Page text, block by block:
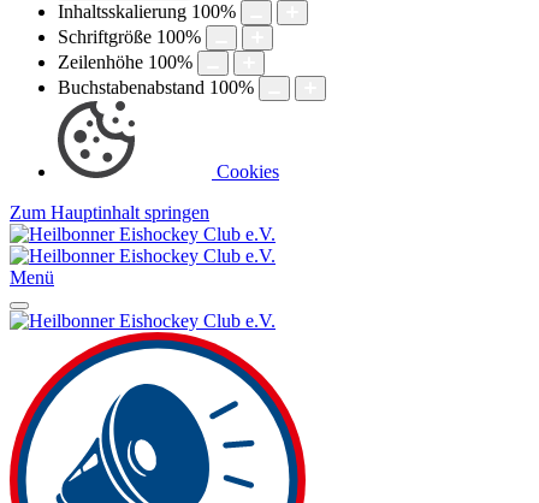
Inhaltsskalierung 100%
Schriftgröße 100%
Zeilenhöhe 100%
Buchstabenabstand 100%
Cookies
Zum Hauptinhalt springen
Menü